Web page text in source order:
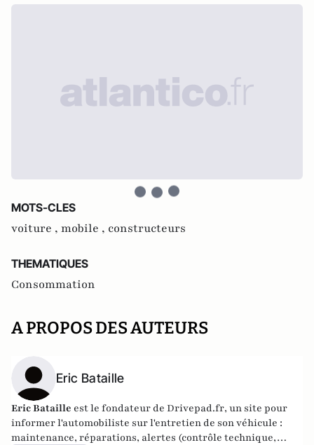
MOTS-CLES
voiture , mobile , constructeurs
THEMATIQUES
Consommation
A PROPOS DES AUTEURS
Eric Bataille
Eric Bataille est le fondateur de Drivepad.fr, un site pour
informer l'automobiliste sur l'entretien de son véhicule :
maintenance, réparations, alertes (contrôle technique,